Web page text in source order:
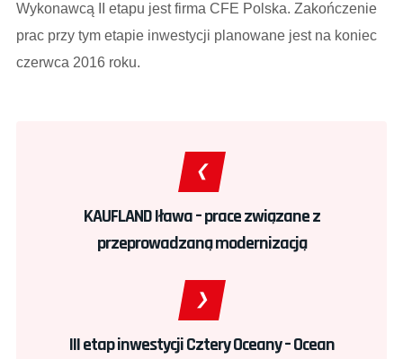
Wykonawcą II etapu jest firma CFE Polska. Zakończenie
prac przy tym etapie inwestycji planowane jest na koniec
czerwca 2016 roku.
KAUFLAND Iława – prace związane z
przeprowadzaną modernizacją
III etap inwestycji Cztery Oceany – Ocean